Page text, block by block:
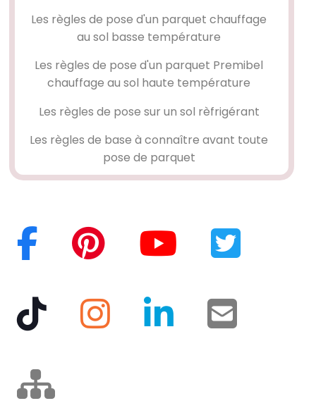
Les règles de pose d'un parquet chauffage
au sol basse température
Les règles de pose d'un parquet Premibel
chauffage au sol haute température
Les règles de pose sur un sol rèfrigérant
Les règles de base à connaître avant toute
pose de parquet